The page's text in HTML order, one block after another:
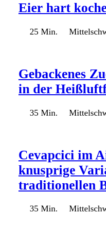
Eier hart
25 Min.
Gebackenes
in der
35 Min.
Cevapcici im
knusprige
traditionellen
35 Min.